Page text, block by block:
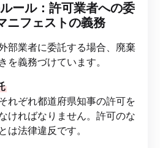
ール：許可業者への委
ニフェストの義務
部業者に委託する場合、廃棄
を義務づけています。
れぞれ都道府県知事の許可を
ければなりません。許可のな
は法律違反です。